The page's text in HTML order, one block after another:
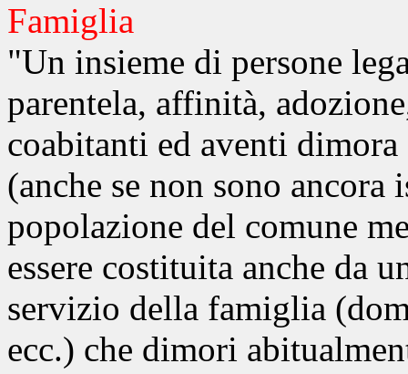
Famiglia
"Un insieme di persone
parentela, affinità,
coabitanti ed aventi
(anche se non sono
popolazione del comune
essere costituita anche da
servizio della famiglia
ecc.) che dimori